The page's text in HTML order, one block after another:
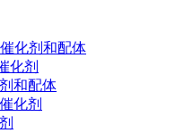
化剂和配体
化剂
和配体
化剂